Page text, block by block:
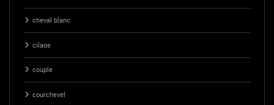
cheval blanc
cilaos
couple
courchevel